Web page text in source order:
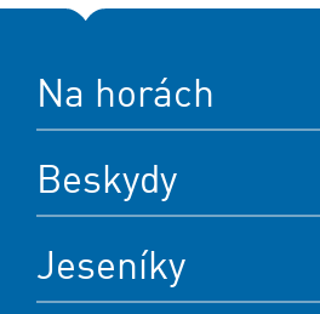
Na horách
Beskydy
Jeseníky